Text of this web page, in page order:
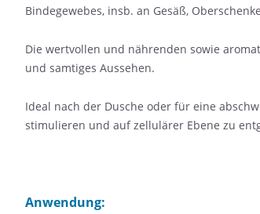
Bindegewebes, insb. an Gesäß,
Die wertvollen und nährenden sowie
und samtiges Aussehen.
Ideal nach der Dusche oder für eine
stimulieren und auf zellulärer Ebene zu
Anwendung: